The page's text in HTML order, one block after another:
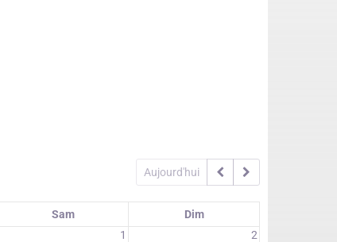
Aujourd'hui
Sam
Dim
1 2